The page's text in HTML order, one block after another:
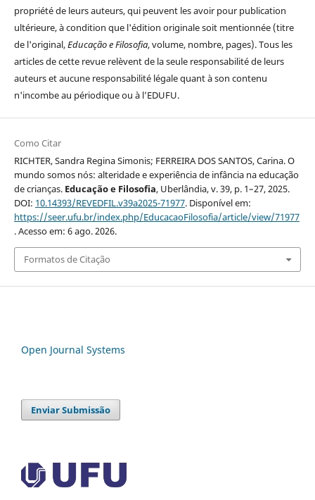
propriété de leurs auteurs, qui peuvent les avoir pour publication
ultérieure, à condition que l'édition originale soit mentionnée (titre
de l'original,Educação e Filosofia, volume, nombre, pages). Tous les
articles de cette revue relèvent de la seule responsabilité de leurs
auteurs et aucune responsabilité légale quant à son contenu
n'incombe au périodique ou à l’EDUFU.
Como Citar
RICHTER, Sandra Regina Simonis; FERREIRA DOS SANTOS, Carina. O
mundo somos nós: alteridade e experiência de infância na educação
de crianças. Educação e Filosofia, Uberlândia, v. 39, p. 1–27, 2025.
DOI: 10.14393/REVEDFIL.v39a2025-71977. Disponível em:
https://seer.ufu.br/index.php/EducacaoFilosofia/article/view/71977
. Acesso em: 6 ago. 2026.
Formatos de Citação
Open Journal Systems
Enviar Submissão